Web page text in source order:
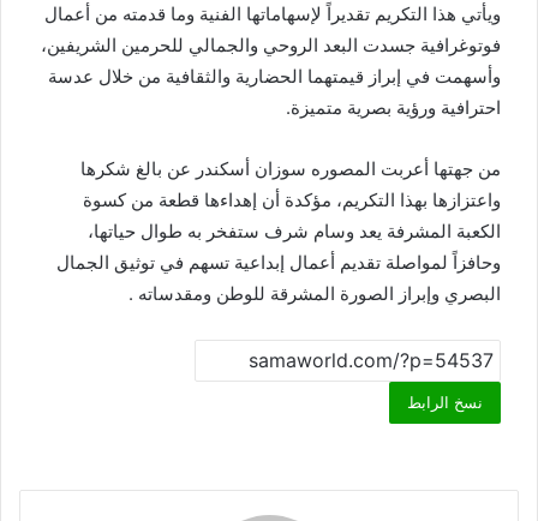
ويأتي هذا التكريم تقديراً لإسهاماتها الفنية وما قدمته من أعمال
فوتوغرافية جسدت البعد الروحي والجمالي للحرمين الشريفين،
وأسهمت في إبراز قيمتهما الحضارية والثقافية من خلال عدسة
احترافية ورؤية بصرية متميزة.
من جهتها أعربت المصوره سوزان أسكندر عن بالغ شكرها
واعتزازها بهذا التكريم، مؤكدة أن إهداءها قطعة من كسوة
الكعبة المشرفة يعد وسام شرف ستفخر به طوال حياتها،
وحافزاً لمواصلة تقديم أعمال إبداعية تسهم في توثيق الجمال
البصري وإبراز الصورة المشرقة للوطن ومقدساته .
نسخ الرابط